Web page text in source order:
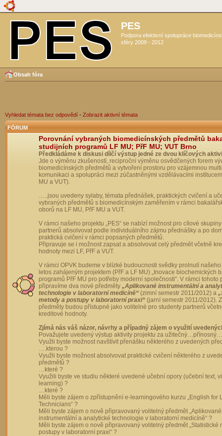
PES
Podpora efektivní spolupráce
sféry 2009 - 2012
Obsah fóra
Vyhledat témata bez odpovědí • Zobrazit aktivní témata
FÓRUM
Porovnání vybraných biomedicínských předmětů
studijních programů LF MU; PřF MU; VUT Brno
Předkládáme k diskusi dílčí výstup jedné ze dvou klíčových
Jde o výměnu zkušeností, reciproční výměnu osvědčených forem
biomedicínských předmětů a vytvoření prostoru pro vzájemnou
komunikaci a spolupráci mezi zúčastněnými vzdělávacími
MU a VUT).
…..jsou uvedeny sylaby, témata přednášek, praktických cvičení a
vybraných předmětů s biomedicínským zaměřením v rámci
oborů na LF MU, PřF MU a VUT.
V rámci našeho projektu „PES“ se nabízí možnost pro cílové
partnerů absolvovat podle individuálního zájmu přednášky a po
praktická cvičení v rámci popsaných předmětů.
Připravuje se i možnost zapsat a absolvovat celý předmět včetně
hodnoty mezi LF, PřF a VUT.
V rámci OPVK budeme v blízké budoucnosti svědky prolnutí
letos zahájeným projektem (PřF a LF MU) „Inovace biochemických
programů PřF MU pro potřeby moderní společnosti“. V rámci tohoto
připravíme dva nové předměty „Aplikované instrumentální a
technologie v laboratorní medicíně“ (zimní semestr 2011/2012) a
metody a postupy v laboratorní praxi“ (jarní semestr 2011/2012).
předměty budou přístupné jako volitelné pro studenty partnerů
kreditové hodnoty.
Zjímá nás váš názor, návrhy a případný zájem o využití
Považujete uvedený výstup aktivity projektu za
Využli byste možnost navštívit přenášku některého z uvedených
….kterou ?
Využli byste možnost absolvovat praktické cvičení některého z
předmětů ?
…které ?
Využili byste ve studiu některé uvedené učební opory (učební text,
learning) ?
…které ?
Měli byste zájem o zpřístupnění e-learningového kurzu „English for
Technicians“ ?
Měli byste zájem o nově připravovaný volitelný předmět „Aplikované
instrumentální a analytické technologie v laboratorní medicíně“ ?
Měli byste zájem o nově připravovaný volitelný předmět „Statistické
postupy v laboratorní praxi“ ?